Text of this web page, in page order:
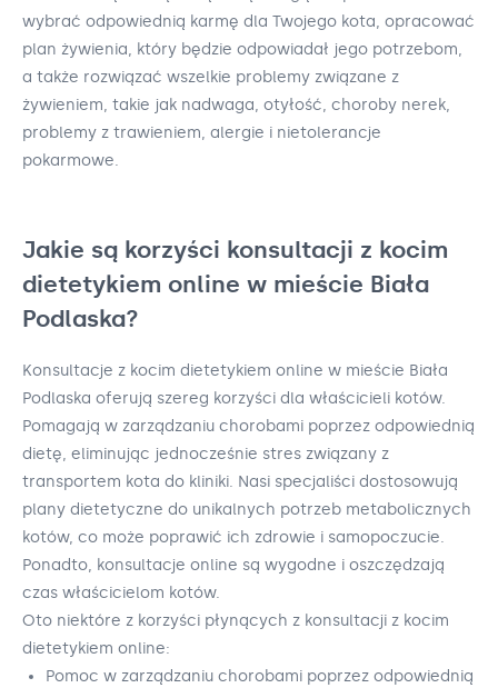
wybrać odpowiednią karmę dla Twojego kota, opracować
plan żywienia, który będzie odpowiadał jego potrzebom,
a także rozwiązać wszelkie problemy związane z
żywieniem, takie jak nadwaga, otyłość, choroby nerek,
problemy z trawieniem, alergie i nietolerancje
pokarmowe.
Jakie są korzyści konsultacji z kocim
dietetykiem online w mieście Biała
Podlaska?
Konsultacje z kocim dietetykiem online w mieście Biała
Podlaska oferują szereg korzyści dla właścicieli kotów.
Pomagają w zarządzaniu chorobami poprzez odpowiednią
dietę, eliminując jednocześnie stres związany z
transportem kota do kliniki. Nasi specjaliści dostosowują
plany dietetyczne do unikalnych potrzeb metabolicznych
kotów, co może poprawić ich zdrowie i samopoczucie.
Ponadto, konsultacje online są wygodne i oszczędzają
czas właścicielom kotów.
Oto niektóre z korzyści płynących z konsultacji z kocim
dietetykiem online:
Pomoc w zarządzaniu chorobami poprzez odpowiednią